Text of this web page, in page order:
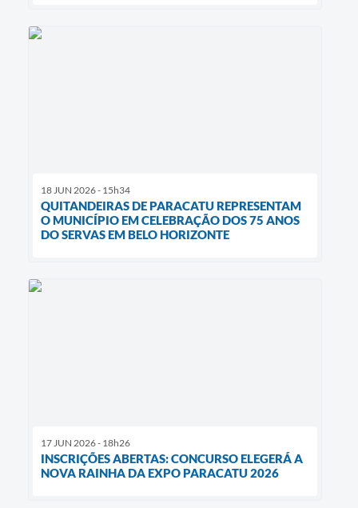
18 JUN 2026 - 15h34
QUITANDEIRAS DE PARACATU REPRESENTAM
O MUNICÍPIO EM CELEBRAÇÃO DOS 75 ANOS
DO SERVAS EM BELO HORIZONTE
17 JUN 2026 - 18h26
INSCRIÇÕES ABERTAS: CONCURSO ELEGERÁ A
NOVA RAINHA DA EXPO PARACATU 2026